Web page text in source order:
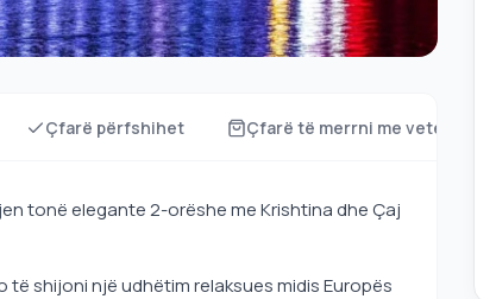
Çfarë përfshihet Çfarë të merrni me vete?
tonë elegante 2-orëshe me Krishtina dhe Çaj
shijoni një udhëtim relaksues midis Europës